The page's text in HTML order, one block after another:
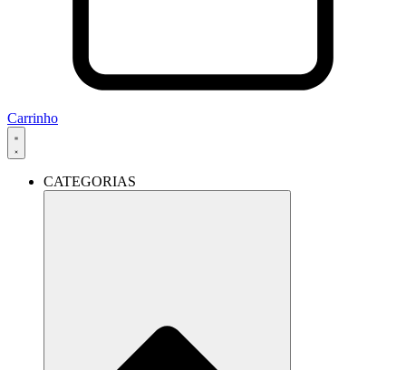
Carrinho
CATEGORIAS